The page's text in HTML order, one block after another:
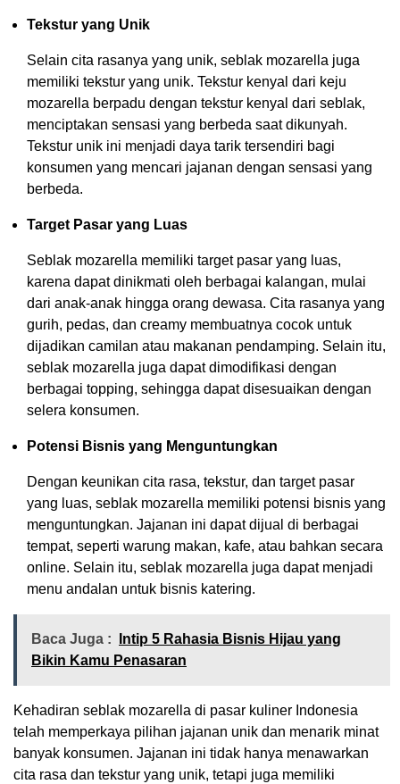
Tekstur yang Unik
Selain cita rasanya yang unik, seblak mozarella juga
memiliki tekstur yang unik. Tekstur kenyal dari keju
mozarella berpadu dengan tekstur kenyal dari seblak,
menciptakan sensasi yang berbeda saat dikunyah.
Tekstur unik ini menjadi daya tarik tersendiri bagi
konsumen yang mencari jajanan dengan sensasi yang
berbeda.
Target Pasar yang Luas
Seblak mozarella memiliki target pasar yang luas,
karena dapat dinikmati oleh berbagai kalangan, mulai
dari anak-anak hingga orang dewasa. Cita rasanya yang
gurih, pedas, dan creamy membuatnya cocok untuk
dijadikan camilan atau makanan pendamping. Selain itu,
seblak mozarella juga dapat dimodifikasi dengan
berbagai topping, sehingga dapat disesuaikan dengan
selera konsumen.
Potensi Bisnis yang Menguntungkan
Dengan keunikan cita rasa, tekstur, dan target pasar
yang luas, seblak mozarella memiliki potensi bisnis yang
menguntungkan. Jajanan ini dapat dijual di berbagai
tempat, seperti warung makan, kafe, atau bahkan secara
online. Selain itu, seblak mozarella juga dapat menjadi
menu andalan untuk bisnis katering.
Baca Juga :
Intip 5 Rahasia Bisnis Hijau yang
Bikin Kamu Penasaran
Kehadiran seblak mozarella di pasar kuliner Indonesia
telah memperkaya pilihan jajanan unik dan menarik minat
banyak konsumen. Jajanan ini tidak hanya menawarkan
cita rasa dan tekstur yang unik, tetapi juga memiliki